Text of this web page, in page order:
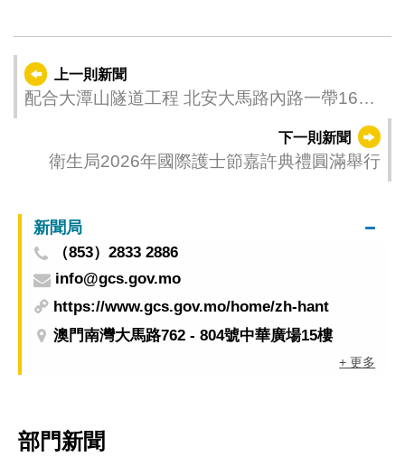
上一則新聞
配合大潭山隧道工程 北安大馬路內路一帶16日
下一則新聞
衛生局2026年國際護士節嘉許典禮圓滿舉行
新聞局
（853）2833 2886
info@gcs.gov.mo
https://www.gcs.gov.mo/home/zh-hant
澳門南灣大馬路762 - 804號中華廣場15樓
+ 更多
部門新聞